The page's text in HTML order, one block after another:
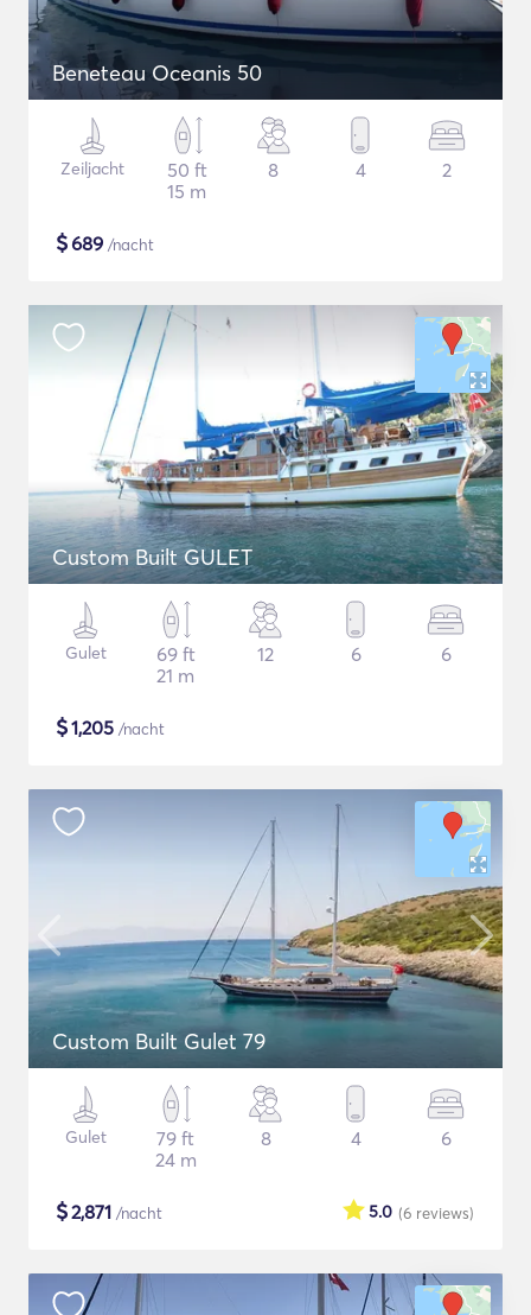
Beneteau Oceanis 50
Zeiljacht
50 ft
15 m
8 4 2
$689 /nacht
Custom Built GULET
Gulet
69 ft
21 m
12 6 6
$1,205 /nacht
Custom Built Gulet 79
Gulet
79 ft
24 m
8 4 6
$2,871 /nacht (6 reviews)
5.0